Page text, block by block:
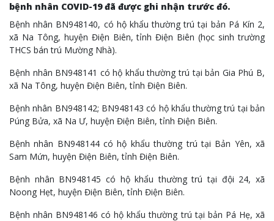
bệnh nhân COVID-19 đã được ghi nhận trước đó.
Bệnh nhân BN948140, có hộ khẩu thường trú tại bản Pá Kín 2,
xã Na Tông, huyện Điện Biên, tỉnh Điện Biên (học sinh trường
THCS bán trú Mường Nhà).
Bệnh nhân BN948141 có hộ khẩu thường trú tại bản Gia Phú B,
xã Na Tông, huyện Điện Biên, tỉnh Điện Biên.
Bệnh nhân BN948142; BN948143 có hộ khẩu thường trú tại bản
Púng Bửa, xã Na Ư, huyện Điện Biên, tỉnh Điện Biên.
Bệnh nhân BN948144 có hộ khẩu thường trú tại Bản Yên, xã
Sam Mứn, huyện Điện Biên, tỉnh Điện Biên.
Bệnh nhân BN948145 có hộ khẩu thường trú tại đội 24, xã
Noong Hẹt, huyện Điện Biên, tỉnh Điện Biên.
Bệnh nhân BN948146 có hộ khẩu thường trú tại bản Pá Hẹ, xã